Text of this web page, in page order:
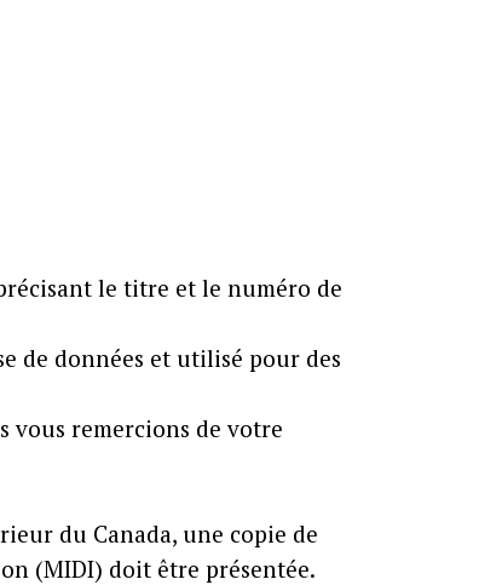
le titre et le numéro de
de données et utilisé pour des
vous remercions de votre
du Canada, une copie de
(MIDI) doit être présentée.